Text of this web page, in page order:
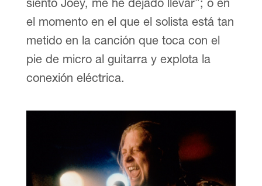
siento Joey, me he dejado llevar”; o en
el momento en el que el solista está tan
metido en la canción que toca con el
pie de micro al guitarra y explota la
conexión eléctrica.